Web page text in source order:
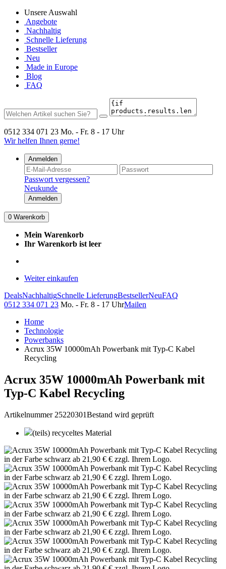
Unsere Auswahl
Angebote
Nachhaltig
Schnelle Lieferung
Bestseller
Neu
Made in Europe
Blog
FAQ
0512 334 071 23 Mo. - Fr. 8 - 17 Uhr
Wir helfen Ihnen gerne!
Anmelden
Passwort vergessen?
Neukunde
Anmelden
0 Warenkorb
Mein Warenkorb
Ihr Warenkorb ist leer
Weiter einkaufen
DealsNachhaltigSchnelle LieferungBestsellerNeuFAQ
0512 334 071 23 Mo. - Fr. 8 - 17 UhrMailen
Home
Technologie
Powerbanks
Acrux 35W 10000mAh Powerbank mit Typ-C Kabel
Recycling
Acrux 35W 10000mAh Powerbank mit
Typ-C Kabel Recycling
Artikelnummer 25220301Bestand wird geprüft
(teils) recyceltes Material